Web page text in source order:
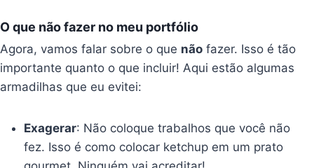
O que não fazer no meu portfólio
Agora, vamos falar sobre o que não fazer. Isso é tão
importante quanto o que incluir! Aqui estão algumas
armadilhas que eu evitei:
Exagerar: Não coloque trabalhos que você não
fez. Isso é como colocar ketchup em um prato